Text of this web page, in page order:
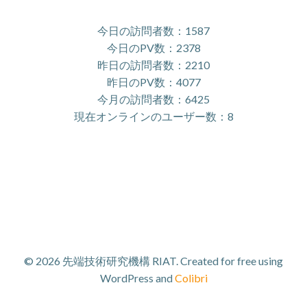
今日の訪問者数：1587
今日のPV数：2378
昨日の訪問者数：2210
昨日のPV数：4077
今月の訪問者数：6425
現在オンラインのユーザー数：8
© 2026 先端技術研究機構 RIAT. Created for free using
WordPress andColibri